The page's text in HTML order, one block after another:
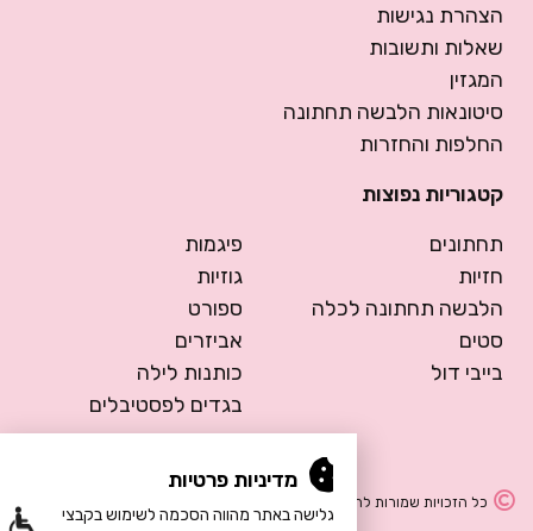
הצהרת נגישות
שאלות ותשובות
המגזין
סיטונאות הלבשה תחתונה
החלפות והחזרות
קטגוריות נפוצות
תחתונים
חזיות
הלבשה תחתונה לכלה
סטים
בייבי דול
פיגמות
גוזיות
ספורט
אביזרים
כותנות לילה
בגדים לפסטיבלים
כל הזכויות שמורות להרמוסה – הלבשה תחתונה
מדיניות פרטיות
הגלישה באתר מהווה הסכמה לשימוש בקבצי